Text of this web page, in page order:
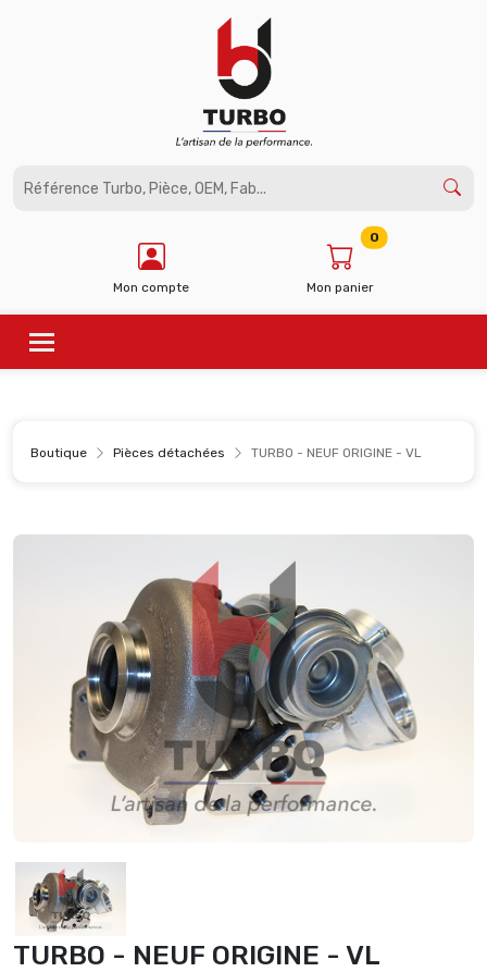
Mon compte Mon panier
0
Boutique Pièces détachées TURBO - NEUF ORIGINE - VL
TURBO - NEUF ORIGINE - VL
Panneau de gestion des cookies